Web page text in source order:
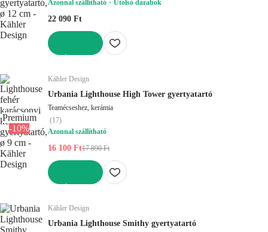
Azonnal szállítható Utolsó darabok
22 090 Ft
Premium
-10%
Kähler Design
Urbania Lighthouse High Tower gyertyatartó
Teamécseshez, kerámia
(17)
Azonnal szállítható
16 100 Ft17 890 Ft
Kähler Design
Urbania Lighthouse Smithy gyertyatartó